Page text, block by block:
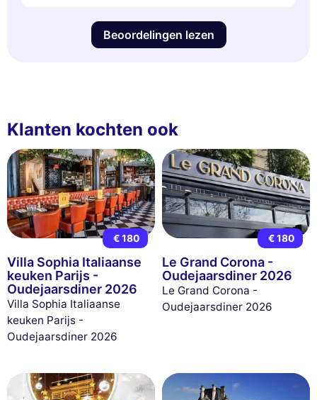
Beoordelingen lezen
Klanten kochten ook
€ 180
Villa Sophia Italiaanse
keuken Parijs -
Oudejaarsdiner 2026
Villa Sophia Italiaanse
keuken Parijs -
Oudejaarsdiner 2026
€ 180
Le Grand Corona -
Oudejaarsdiner 2026
Le Grand Corona -
Oudejaarsdiner 2026